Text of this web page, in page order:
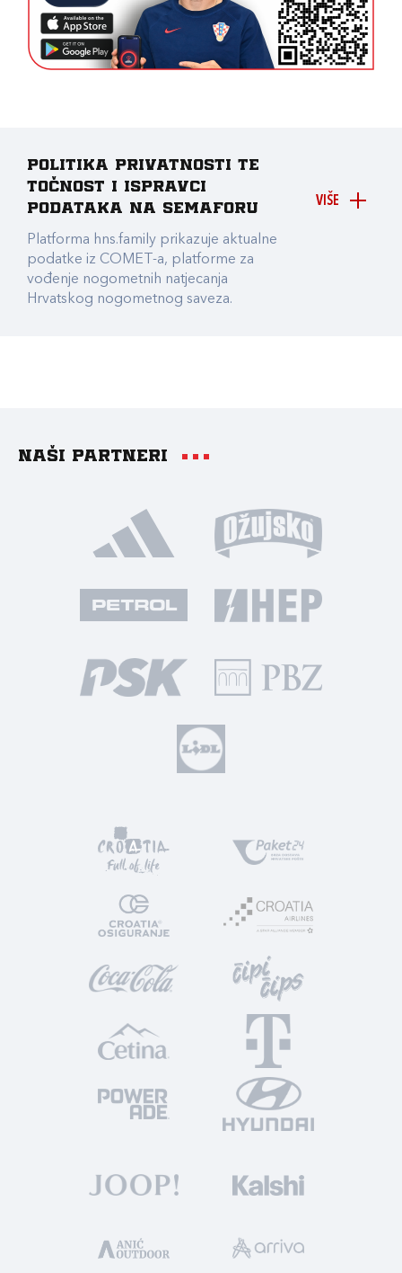
VIŠE
Politika privatnosti te
točnost i ispravci
podataka na Semaforu
Platforma hns.family prikazuje aktualne
podatke iz COMET-a, platforme za
vođenje nogometnih natjecanja
Hrvatskog nogometnog saveza.
Naši partneri